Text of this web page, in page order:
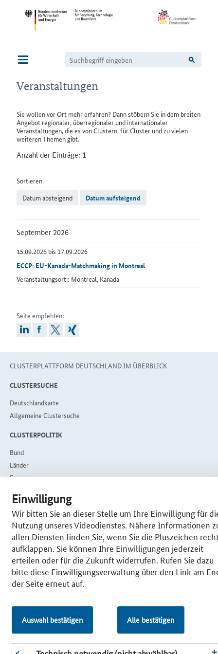
Einwilligung
Wir bitten Sie an dieser Stelle um Ihre Einwilligung für
Nutzung unseres Videodienstes. Nähere Informationen
allen Diensten finden Sie, wenn Sie die Pluszeichen
aufklappen. Sie können Ihre Einwilligungen jederzeit
erteilen oder für die Zukunft widerrufen. Rufen Sie dazu
bitte diese Einwilligungsverwaltung über den Link am
der Seite erneut auf.
Auswahl bestätigen Alle bestätigen
Navigation
Veranstaltungen
Sie wollen vor Ort mehr erfahren? Dann stöbern Sie in dem breiten
Angebot regionaler, überregionaler und internationaler
Veranstaltungen, die es von Clustern, für Cluster und zu vielen
weiteren Themen gibt.
Anzahl der Einträge: 1
Sortieren
Datum absteigend
Datum aufsteigend
September 2026
15.09.2026 bis 17.09.2026
ECCP: EU-Kanada-Matchmaking in Montreal
Veranstaltungsort:: Montreal, Kanada
Seite empfehlen:
linkedinfacebook
x
CLUSTERPLATTFORM DEUTSCHLAND IM ÜBERBLICK
CLUSTERSUCHE
Deutschlandkarte
Allgemeine Clustersuche
CLUS­TER­PO­LI­TIK
Bund
Län­der
Eu­ro­pa
CLUS­TER­SER­VICES
Veranstaltungen
Meldungen
Dokumente und
Publikationen
Newslet­ter-An­mel­dung
Un­ter­stüt­zungs­an­ge­bo­te &
För­der­pro­gram­me
Er­folg­rei­che För­der­pro­jek­te
Clus­te­rER­FOL­GE
Clus­ter­ma­na­ge­ments stel­len
sich vor